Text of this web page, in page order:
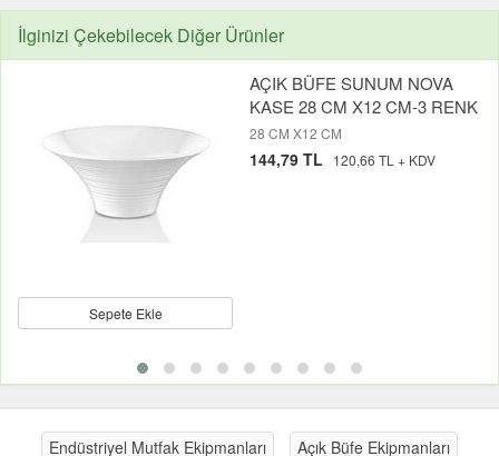
İlginizi Çekebilecek Diğer Ürünler
Sepete Ekle
AÇIK BÜFE SUNUM NOVA
KASE 28 CM X12 CM-3 RENK
28 CM X12 CM
144,79 TL 120,66 TL + KDV
Endüstriyel Mutfak Ekipmanları
Açık Büfe Ekipmanları